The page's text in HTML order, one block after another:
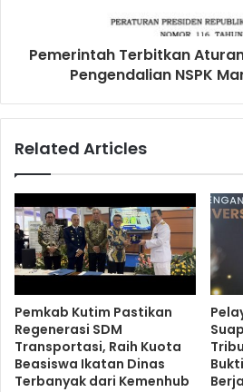
Pemerintah Terbitkan
Pengendalian NSPK
Related Articles
Pemkab Kutim Pastikan
Regenerasi SDM
Transportasi, Raih Kuota
Beasiswa Ikatan Dinas
Terbanyak dari Kemenhub